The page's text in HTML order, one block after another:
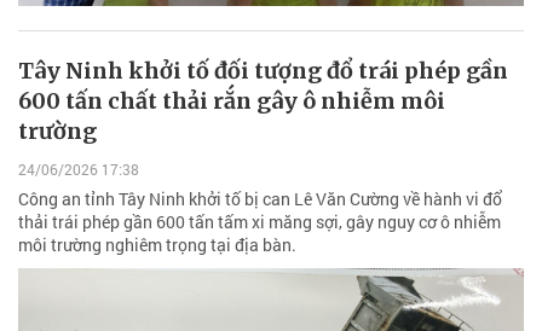
Tây Ninh khởi tố đối tượng đổ trái phép gần
600 tấn chất thải rắn gây ô nhiễm môi
trường
24/06/2026 17:38
Công an tỉnh Tây Ninh khởi tố bị can Lê Văn Cường về hành vi đổ
thải trái phép gần 600 tấn tấm xi măng sợi, gây nguy cơ ô nhiễm
môi trường nghiêm trọng tại địa bàn.